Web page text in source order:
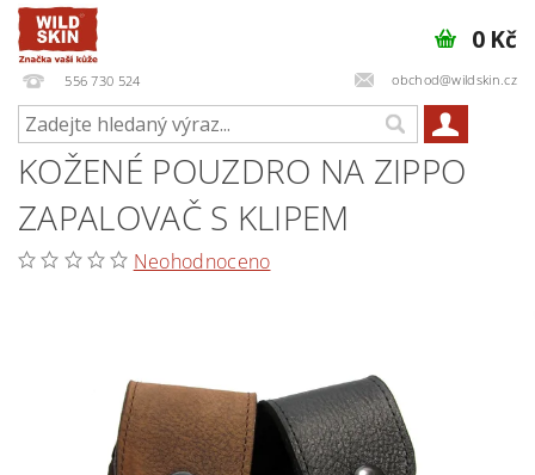
556 730 524 obchod@wildskin.cz
0 Kč
KOŽENÉ POUZDRO NA ZIPPO
ZAPALOVAČ S KLIPEM
Neohodnoceno